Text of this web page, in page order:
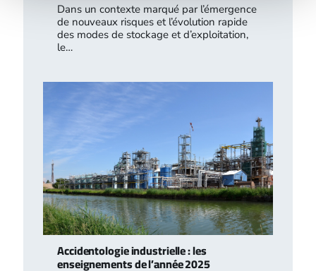
Dans un contexte marqué par l’émergence
de nouveaux risques et l’évolution rapide
des modes de stockage et d’exploitation,
le…
Accidentologie industrielle : les
enseignements de l’année 2025